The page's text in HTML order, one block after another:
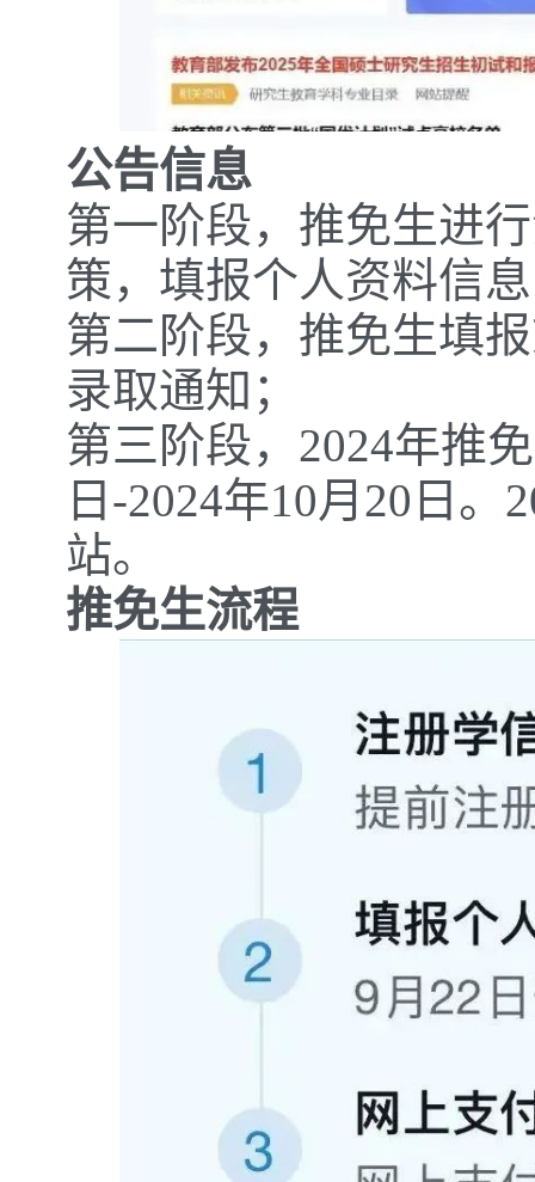
公告信息
第一阶段，推免生进
策，填报个人资料信
第二阶段，推免生填
录取通知；
第三阶段，2024年推
日-2024年10月20日
站。
推免生流程